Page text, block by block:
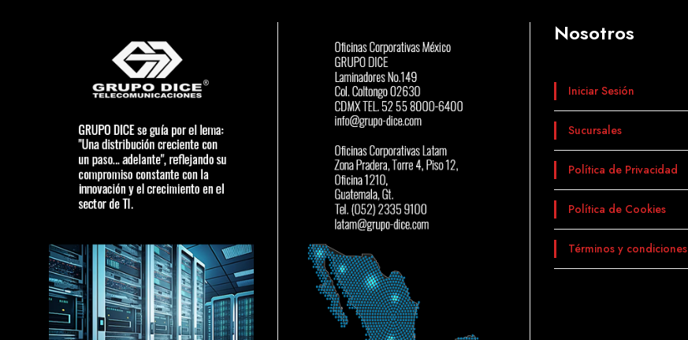
Nosotros
Iniciar Sesión
Sucursales
Política de Privacidad
Política de Cookies
Términos y condiciones